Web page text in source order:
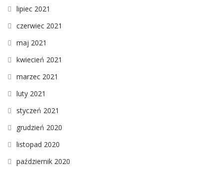
lipiec 2021
czerwiec 2021
maj 2021
kwiecień 2021
marzec 2021
luty 2021
styczeń 2021
grudzień 2020
listopad 2020
październik 2020